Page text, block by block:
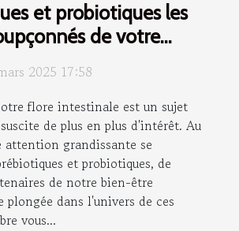
et probiotiques les
de votre
2025 17:58
flore intestinale est un sujet
de plus en plus d'intérêt. Au
grandissante se
et probiotiques, de
de notre bien-être
plongée dans l'univers de ces
vous...